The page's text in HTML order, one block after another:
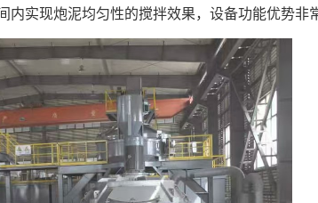
实现炮泥均匀性的搅拌效果，设备功能优势非